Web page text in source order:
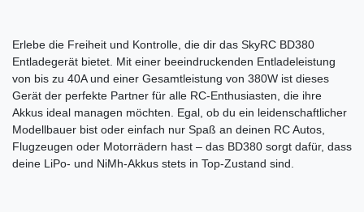
Erlebe die Freiheit und Kontrolle, die dir das SkyRC BD380
Entladegerät bietet. Mit einer beeindruckenden Entladeleistung
von bis zu 40A und einer Gesamtleistung von 380W ist dieses
Gerät der perfekte Partner für alle RC-Enthusiasten, die ihre
Akkus ideal managen möchten. Egal, ob du ein leidenschaftlicher
Modellbauer bist oder einfach nur Spaß an deinen RC Autos,
Flugzeugen oder Motorrädern hast – das BD380 sorgt dafür, dass
deine LiPo- und NiMh-Akkus stets in Top-Zustand sind.